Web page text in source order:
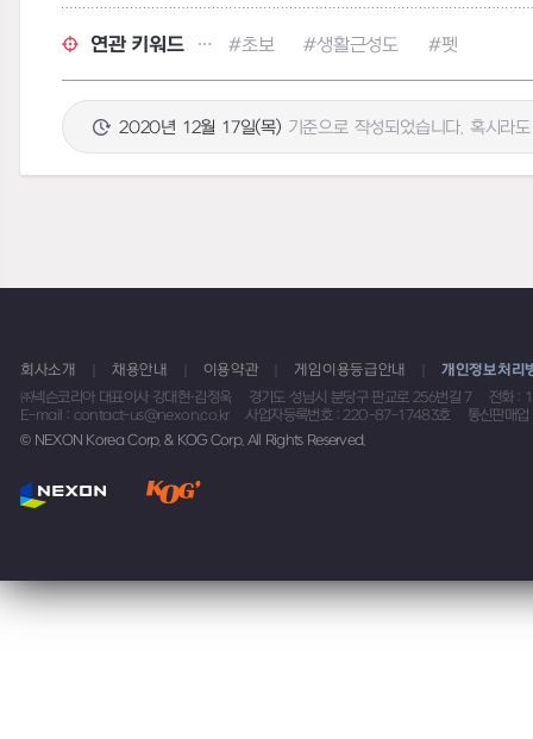
연관 키워드 #초보 #생활근성도 #펫
2020년 12월 17일(목) 기준으로 작성되었습니다. 혹시라
회사소개 채용안내 이용약관 게임이용등급안내
개인정보처리
㈜넥슨코리아 대표이사 강대현·김정욱
경기도 성남시 분당구 판교로 256번길 7
전화 :
E-mail : contact-us@nexon.co.kr
사업자등록번호 : 220-87-17483호
통신판매
© NEXON Korea Corp. & KOG Corp. All Rights Reserved.